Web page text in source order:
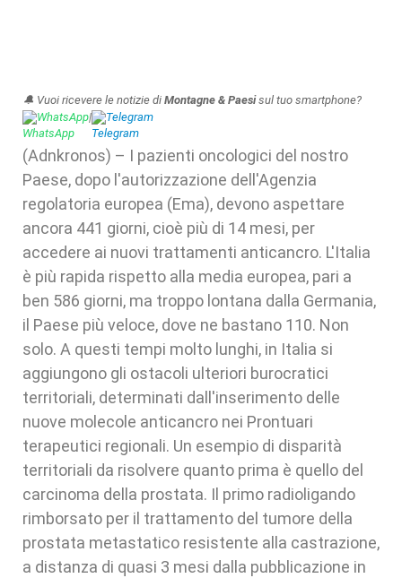
🔔 Vuoi ricevere le notizie di Montagne & Paesisul tuo smartphone?
WhatsApp| Telegram
(Adnkronos) – I pazienti oncologici del nostro
Paese, dopo l'autorizzazione dell'Agenzia
regolatoria europea (Ema), devono aspettare
ancora 441 giorni, cioè più di 14 mesi, per
accedere ai nuovi trattamenti anticancro. L'Italia
è più rapida rispetto alla media europea, pari a
ben 586 giorni, ma troppo lontana dalla Germania,
il Paese più veloce, dove ne bastano 110. Non
solo. A questi tempi molto lunghi, in Italia si
aggiungono gli ostacoli ulteriori burocratici
territoriali, determinati dall'inserimento delle
nuove molecole anticancro nei Prontuari
terapeutici regionali. Un esempio di disparità
territoriali da risolvere quanto prima è quello del
carcinoma della prostata. Il primo radioligando
rimborsato per il trattamento del tumore della
prostata metastatico resistente alla castrazione,
a distanza di quasi 3 mesi dalla pubblicazione in